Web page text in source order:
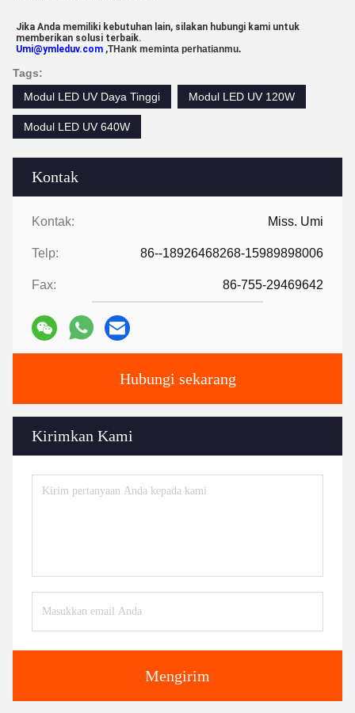
Kontak
Kontak: Miss. Umi
Telp: 86--18926468268-15989898006
Fax: 86-755-29469642
Hubungi sekarang
Kirimkan Kami
Mengirim
Jika Anda memiliki kebutuhan lain, silakan hubungi kami untuk
memberikan solusi terbaik.
Umi@ymleduv.com ,THank meminta perhatianmu.
Tags:
Modul LED UV Daya Tinggi
Modul LED UV 120W
Modul LED UV 640W